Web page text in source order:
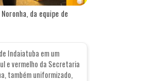
da equipe de
Indaiatuba em um
e vermelho da Secretaria
também uniformizado,